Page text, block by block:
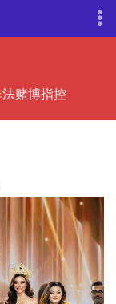
赌博指控